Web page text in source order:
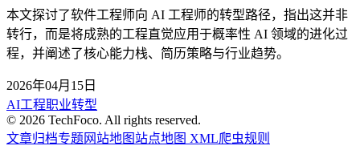
本文探讨了软件工程师向 AI 工程师的转型路径，指出这并非
转行，而是将成熟的工程直觉应用于概率性 AI 领域的进化过
程，并阐述了核心能力栈、简历策略与行业趋势。
2026年04月15日
AI工程职业转型
© 2026 TechFoco. All rights reserved.
文章归档专题 网站地图 站点地图 XML爬虫规则